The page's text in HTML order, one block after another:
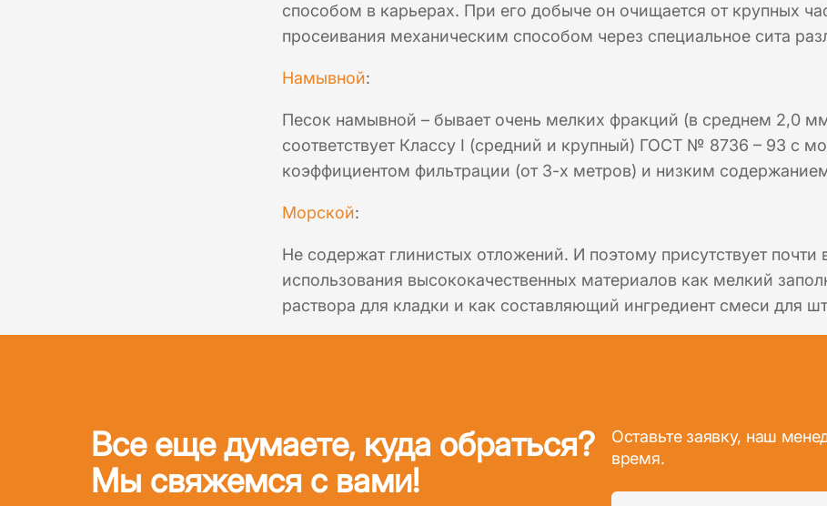
способом в карьерах. При его добыче он очищается от крупных
просеивания механическим способом через специальное сита
Намывной:
Песок намывной – бывает очень мелких фракций (в среднем 2,0
соответствует Классу I (средний и крупный) ГОСТ № 8736 – 93 с
коэффициентом фильтрации (от 3-х метров) и низким
Морской:
Не содержат глинистых отложений. И поэтому присутствует
использования высококачественных материалов как мелкий
раствора для кладки и как составляющий ингредиент смеси для
Все еще думаете, куда обраться?
Мы свяжемся с вами!
Оставьте заявку, наш
время.